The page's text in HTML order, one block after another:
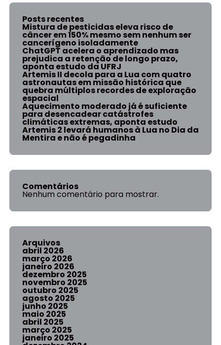
Posts recentes
Mistura de pesticidas eleva risco de
câncer em 150% mesmo sem nenhum ser
cancerígeno isoladamente
ChatGPT acelera o aprendizado mas
prejudica a retenção de longo prazo,
aponta estudo da UFRJ
Artemis II decola para a Lua com quatro
astronautas em missão histórica que
quebra múltiplos recordes de exploração
espacial
Aquecimento moderado já é suficiente
para desencadear catástrofes
climáticas extremas, aponta estudo
Artemis 2 levará humanos à Lua no Dia da
Mentira e não é pegadinha
Comentários
Nenhum comentário para mostrar.
Arquivos
abril 2026
março 2026
janeiro 2026
dezembro 2025
novembro 2025
outubro 2025
agosto 2025
junho 2025
maio 2025
abril 2025
março 2025
janeiro 2025